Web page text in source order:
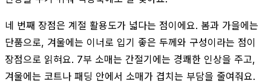
네 번째 장점은 계절 활용도가 넓다는 점이에요. 봄과 가을에는
단품으로, 겨울에는 이너로 입기 좋은 두께와 구성이라는 점이
장점으로 읽혀요. 7부 소매는 간절기에는 경쾌한 인상을 주고,
겨울에는 코트나 패딩 안에서 소매가 겹치는 부담을 줄여줘요.